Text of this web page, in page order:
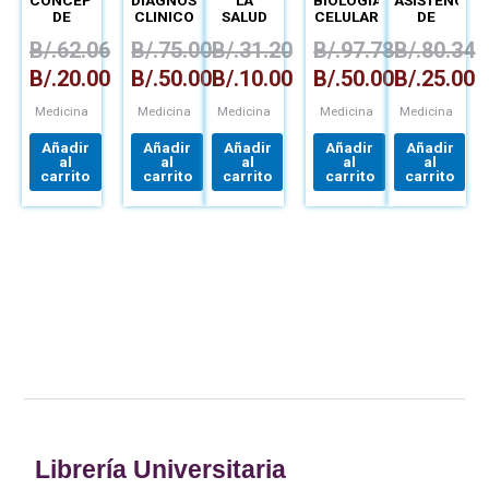
DE
B/.62.06
B/.20.00
Medicina
Añadir
al
carrito
CLINICO
TRATAMIENTO
B/.75.00
B/.50.00
Medicina
Añadir
al
carrito
SALUD
Y EL
TRABAJO
EN
B/.31.20
B/.10.00
Medicina
Añadir
al
carrito
CELULAR
MOLECULAR
B/.97.78
B/.50.00
Medicina
Añadir
al
carrito
DE
MATERNO
NEONATAL
B/.80.34
B/.25.00
Medicina
Añadir
al
carrito
Librería Universitaria